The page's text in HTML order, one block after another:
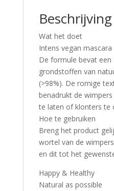
Beschrijving
Wat het doet
Intens vegan
De formule bevat
grondstoffen van
(>98%). De romige
benadrukt de
te laten of klonters te
Hoe te gebruiken
Breng het product
wortel van de
en dit tot het
Happy & Healthy
Natural as possible